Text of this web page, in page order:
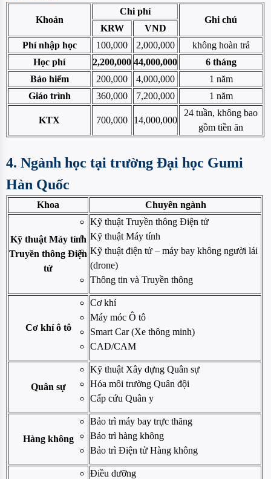
Khoản
Chi phí
Ghi chú
KRW
VND
Phí nhập học
100,000 2,000,000
không hoàn trả
Học phí
2,200,000 44,000,000
6 tháng
Bảo hiểm
200,000 4,000,000
1 năm
Giáo trình
360,000 7,200,000 1 năm
KTX 700,000 14,000,000
24 tuần, không bao
gồm tiền ăn
4. Ngành học tại trường Đại học Gumi
Hàn Quốc
Khoa Chuyên ngành
Kỹ thuật Máy tính
Truyền thông Điện
tử
Kỹ thuật Truyền thông Điện tử
Kỹ thuật Máy tính
Kỹ thuật điện tử – máy bay không người lái
(drone)
Thông tin và Truyền thông
Cơ khí ô tô
Cơ khí
Máy móc Ô tô
Smart Car (Xe thông minh)
CAD/CAM
Quân sự
Kỹ thuật Xây dựng Quân sự
Hóa môi trường Quân đội
Cấp cứu Quân y
Hàng không
Bảo trì máy bay trực thăng
Bảo trì hàng không
Bảo trì Điện tử Hàng không
Điều dưỡng